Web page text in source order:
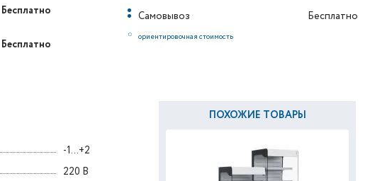
Бесплатно
Бесплатно
Самовывоз
Бесплатно
* ориентировочная стоимость
-1...+2
220 В
ПОХОЖИЕ ТОВАРЫ